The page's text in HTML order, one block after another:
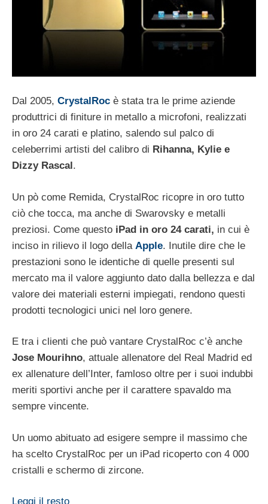
Dal 2005, CrystalRoc è stata tra le prime aziende
produttrici di finiture in metallo a microfoni, realizzati
in oro 24 carati e platino, salendo sul palco di
celeberrimi artisti del calibro di Rihanna, Kylie e
Dizzy Rascal .
Un pò come Remida, CrystalRoc ricopre in oro tutto
ciò che tocca, ma anche di Swarovsky e metalli
preziosi. Come questo iPad in oro 24 carati, in cui è
inciso in rilievo il logo della Apple. Inutile dire che le
prestazioni sono le identiche di quelle presenti sul
mercato ma il valore aggiunto dato dalla bellezza e dal
valore dei materiali esterni impiegati, rendono questi
prodotti tecnologici unici nel loro genere.
E tra i clienti che può vantare CrystalRoc c’è anche
Jose Mourihno, attuale allenatore del Real Madrid ed
ex allenature dell’Inter, famloso oltre per i suoi indubbi
meriti sportivi anche per il carattere spavaldo ma
sempre vincente.
Un uomo abituato ad esigere sempre il massimo che
ha scelto CrystalRoc per un iPad ricoperto con 4 000
cristalli e schermo di zircone.
Leggi il resto